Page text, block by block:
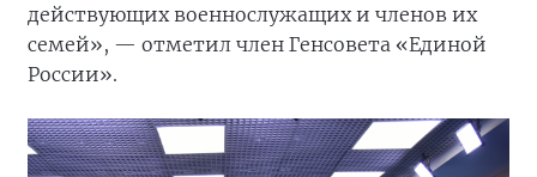
действующих военнослужащих и членов их
семей», — отметил член Генсовета «Единой
России».